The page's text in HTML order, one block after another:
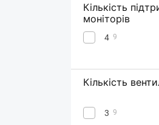
Кількість
моніторів
4 9
Кількість
3 9